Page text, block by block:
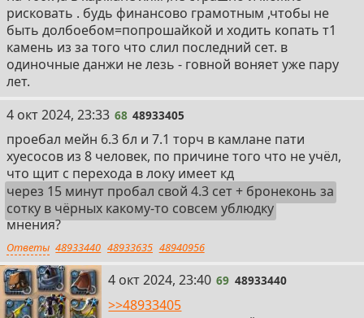
рисковать . будь финансово грамотным ,чтобы не
быть долбоебом=попрошайкой и ходить копать т1
камень из за того что слил последний сет. в
одиночные данжи не лезь - говной воняет уже пару
лет.
68
4 окт 2024, 23:33 68 48933405
проебал мейн 6.3 бл и 7.1 торч в камлане пати
хуесосов из 8 человек, по причине того что не учёл,
что щит с перехода в локу имеет кд
через 15 минут пробал свой 4.3 сет + бронеконь за
сотку в чёрных какому-то совсем ублюдку
мнения?
Ответы 48933440 48933635 48940956
69
4 окт 2024, 23:40 69 48933440
>>48933405